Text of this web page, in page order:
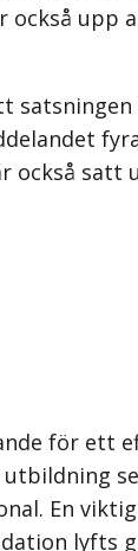
upp
också satt
för ett
En
lyfts